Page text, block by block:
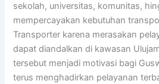
sekolah, universitas, komunitas,
mempercayakan kebutuhan
Transporter karena merasakan
dapat diandalkan di kawasan
tersebut menjadi motivasi bagi
terus menghadirkan pelayanan